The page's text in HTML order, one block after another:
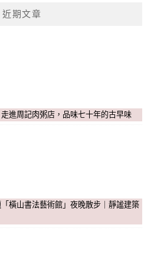
近期文章
進周記肉粥店，品味七十年的古早味
橫山書法藝術館」夜晚散步｜靜謐建築